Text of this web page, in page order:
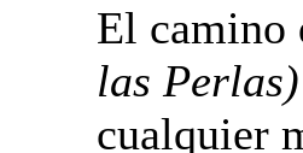
El camino
las Perlas)
cualquier